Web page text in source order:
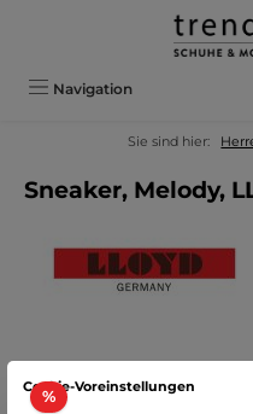
Zum Hauptinhalt springen
Navigation
Sie sind hier:
Sneaker, Melody,
Bildergalerie überspringen
%Rabatt
Cookie-Voreinstellungen